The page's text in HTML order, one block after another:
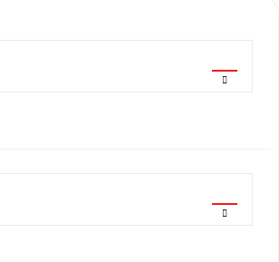
eksik bilgiler bulunuyor.